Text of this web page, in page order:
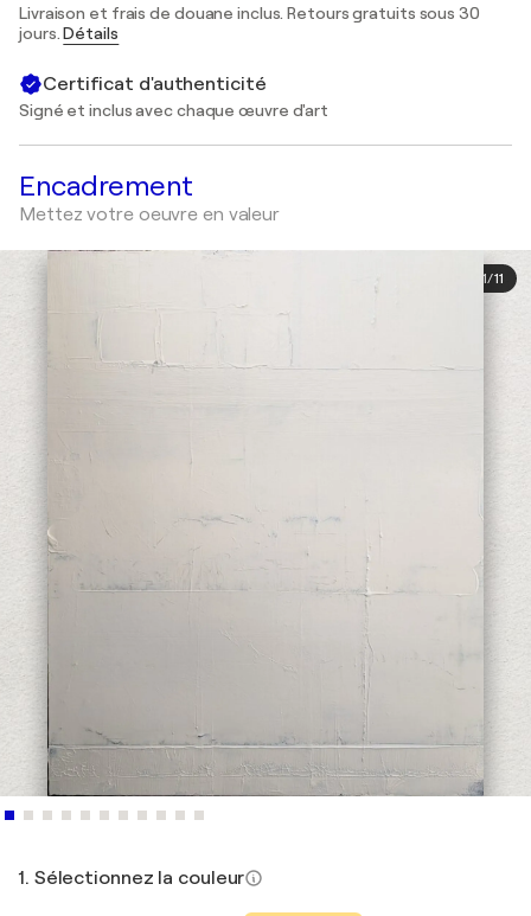
Livraison et frais de douane inclus. Retours gratuits sous 30
jours.Détails
Certificat d'authenticité
Signé et inclus avec chaque œuvre d'art
Encadrement
Mettez votre oeuvre en valeur
1/11
1. Sélectionnez la couleur